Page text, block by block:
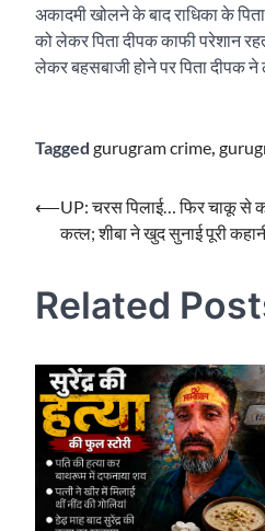
अकादमी खोलने के बाद राधिका के
को लेकर पिता दीपक काफी परेशान
लेकर बहसबाजी होने पर पिता दीपक ने
Tagged gurugram crime,
Post
navigation
⟵UP: चरस पिलाई… फिर चाकू से
कत्ल; शीबा ने खुद सुनाई पूरी
Related